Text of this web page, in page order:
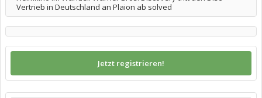
Vertrieb in Deutschland an Plaion ab solved
Jetzt registrieren!